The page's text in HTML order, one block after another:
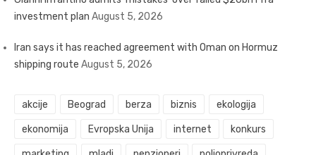
investment plan August 5, 2026
Iran says it has reached agreement with Oman on Hormuz
shipping route August 5, 2026
akcije Beograd berza biznis ekologija
ekonomija Evropska Unija internet konkurs